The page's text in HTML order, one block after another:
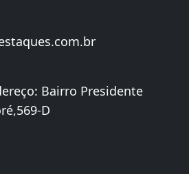
Bairro Presidente
D